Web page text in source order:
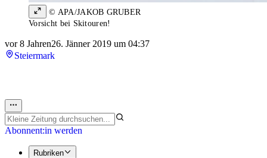
© APA/JAKOB GRUBER
Vorsicht bei Skitouren!
vor 8 Jahren26. Jänner 2019 um 04:37
Steiermark
Abonnent:in werden
Rubriken